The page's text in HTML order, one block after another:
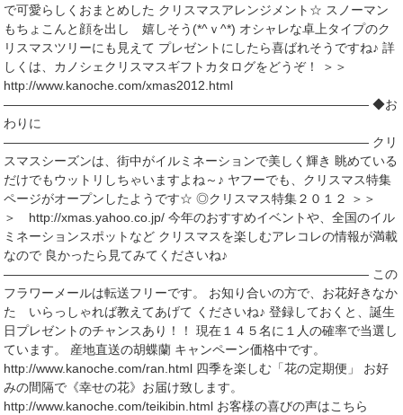
で可愛らしくおまとめした クリスマスアレンジメント☆ スノーマン
もちょこんと顔を出し 嬉しそう(*^ｖ^*) オシャレな卓上タイプのク
リスマスツリーにも見えて プレゼントにしたら喜ばれそうですね♪ 詳
しくは、カノシェクリスマスギフトカタログをどうぞ！ ＞＞
http://www.kanoche.com/xmas2012.html
――――――――――――――――――――――――――――― ◆お
わりに
――――――――――――――――――――――――――――― クリ
スマスシーズンは、街中がイルミネーションで美しく輝き 眺めている
だけでもウットリしちゃいますよね～♪ ヤフーでも、クリスマス特集
ページがオープンしたようです☆ ◎クリスマス特集２０１２ ＞＞
＞ http://xmas.yahoo.co.jp/ 今年のおすすめイベントや、全国のイル
ミネーションスポットなど クリスマスを楽しむアレコレの情報が満載
なので 良かったら見てみてくださいね♪
――――――――――――――――――――――――――――― この
フラワーメールは転送フリーです。 お知り合いの方で、お花好きなか
た いらっしゃれば教えてあげて くださいね♪ 登録しておくと、誕生
日プレゼントのチャンスあり！！ 現在１４５名に１人の確率で当選し
ています。 産地直送の胡蝶蘭 キャンペーン価格中です。
http://www.kanoche.com/ran.html 四季を楽しむ「花の定期便」 お好
みの間隔で《幸せの花》お届け致します。
http://www.kanoche.com/teikibin.html お客様の喜びの声はこちら